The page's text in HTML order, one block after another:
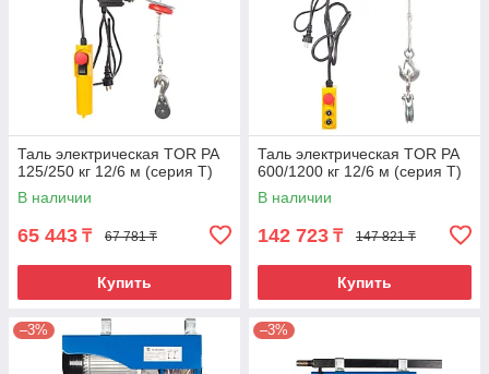
Таль электрическая TOR PA
125/250 кг 12/6 м (серия T)
В наличии
65 443 ₸ 67 781 ₸
Купить
Таль электрическая TOR PA
600/1200 кг 12/6 м (серия T)
В наличии
142 723 ₸ 147 821 ₸
Купить
–3% –3%